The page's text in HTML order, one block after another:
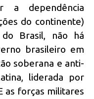
a dependência
do continente)
Brasil, não há
brasileiro em
soberana e anti-
liderada por
as forças militares